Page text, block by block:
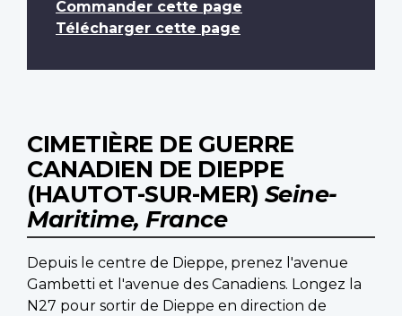
Commander cette page
Télécharger cette page
CIMETIÈRE DE GUERRE
CANADIEN DE DIEPPE
(HAUTOT-SUR-MER) Seine-
Maritime, France
Depuis le centre de Dieppe, prenez l'avenue
Gambetti et l'avenue des Canadiens. Longez la
N27 pour sortir de Dieppe en direction de